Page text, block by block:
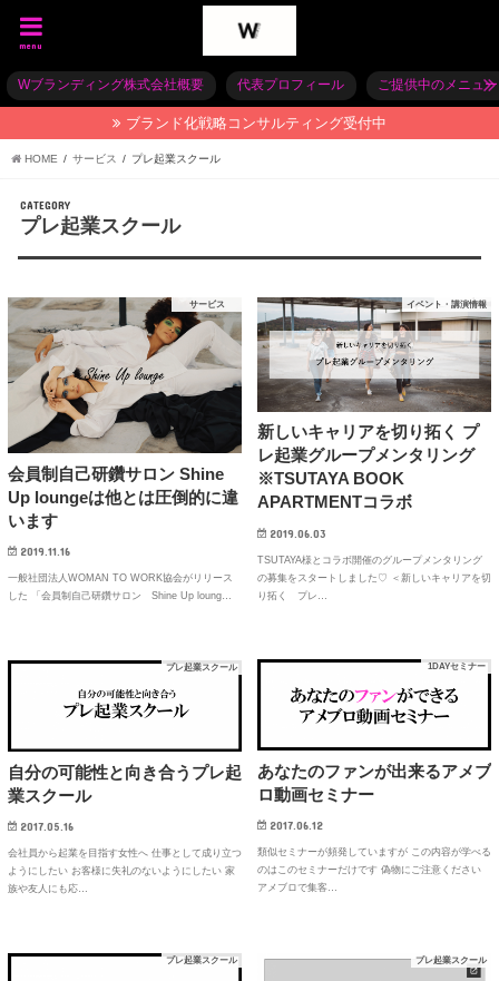
menu
Wブランディング株式会社概要 代表プロフィール ご提供中のメニュー
ブランド化戦略コンサルティング受付中
HOME サービス プレ起業スクール
CATEGORY
プレ起業スクール
サービス
会員制自己研鑽サロン Shine
Up loungeは他とは圧倒的に違
います
2019.11.16
一般社団法人WOMAN TO WORK協会がリリース
した 「会員制自己研鑽サロン Shine Up loung…
イベント・講演情報
新しいキャリアを切り拓く プ
レ起業グループメンタリング
※TSUTAYA BOOK
APARTMENTコラボ
2019.06.03
TSUTAYA様とコラボ開催のグループメンタリング
の募集をスタートしました♡ ＜新しいキャリアを切
り拓く プレ…
1DAYセミナー
あなたのファンが出来るアメブ
ロ動画セミナー
2017.06.12
類似セミナーが頻発していますが この内容が学べる
のはこのセミナーだけです 偽物にご注意ください
アメブロで集客…
プレ起業スクール
自分の可能性と向き合うプレ起
業スクール
2017.05.16
会社員から起業を目指す女性へ 仕事として成り立つ
ようにしたい お客様に失礼のないようにしたい 家
族や友人にも応…
プレ起業スクール
プレ起業スクール